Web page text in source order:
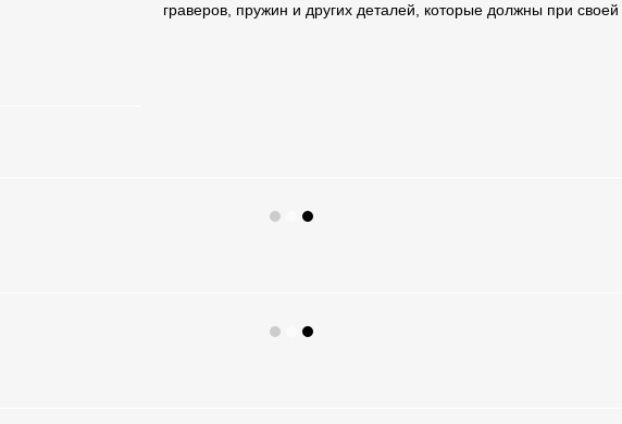
граверов, пружин и других деталей, которые должны при своей